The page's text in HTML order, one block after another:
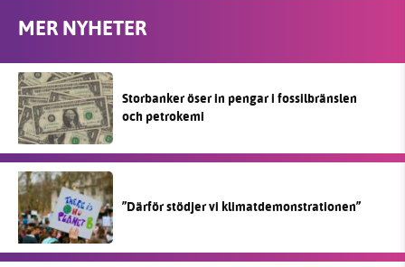
MER NYHETER
Storbanker öser in pengar i fossilbränslen
och petrokemi
”Därför stödjer vi klimatdemonstrationen”